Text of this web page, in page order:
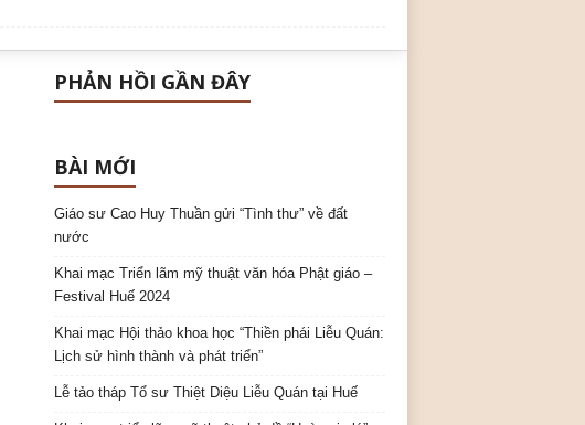
PHẢN HỒI GẦN ĐÂY
BÀI MỚI
Giáo sư Cao Huy Thuần gửi “Tình thư” về đất
nước
Khai mạc Triển lãm mỹ thuật văn hóa Phật giáo –
Festival Huế 2024
Khai mạc Hội thảo khoa học “Thiền phái Liễu Quán:
Lịch sử hình thành và phát triển”
Lễ tảo tháp Tổ sư Thiệt Diệu Liễu Quán tại Huế